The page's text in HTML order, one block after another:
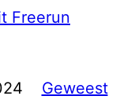
Freerun
Geweest